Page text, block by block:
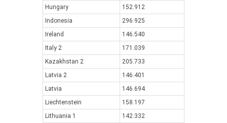
Hungary
152.912
Indonesia
296.925
Ireland
146.540
Italy 2
171.039
Kazakhstan 2
205.733
Latvia 2
146.401
Latvia
146.694
Liechtenstein
158.197
Lithuania 1
142.332